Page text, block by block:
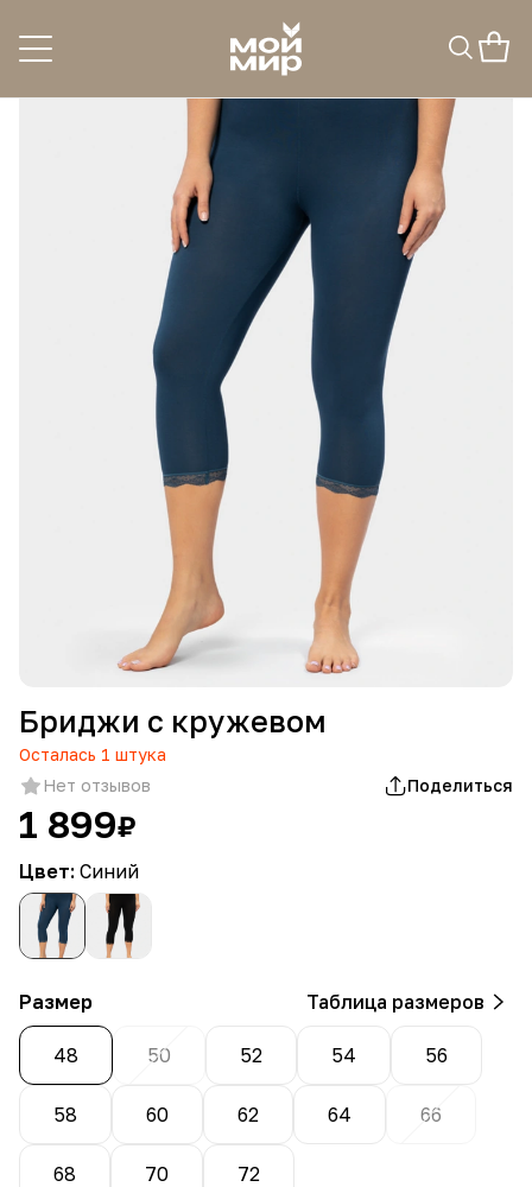
Бриджи с кружевом
Осталась 1 штука
Нет отзывов
Поделиться
1 899₽
Цвет: Синий
Размер Таблица размеров
48 50 52 54 56
58 60 62 64 66
68 70 72